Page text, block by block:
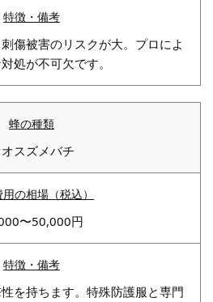
傷被害のリスクが大。プロによ
処が不可欠です。
スズメバチ
〜50,000円
を持ちます。特殊防護服と専門